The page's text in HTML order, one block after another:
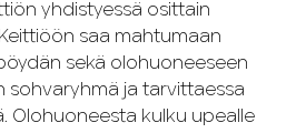
yhdistyessä osittain
saa mahtumaan
sekä olohuoneeseen
sohvaryhmä ja tarvittaessa
Olohuoneesta kulku upealle